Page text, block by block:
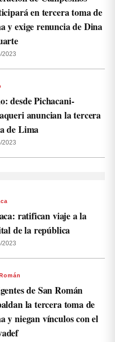
en tercera toma de
y exige renuncia de Dina
2023
desde Pichacani-
anuncian la tercera
de Lima
2023
ratifican viaje a la
de la república
2023
de San Román
la tercera toma de
y niegan vínculos con el